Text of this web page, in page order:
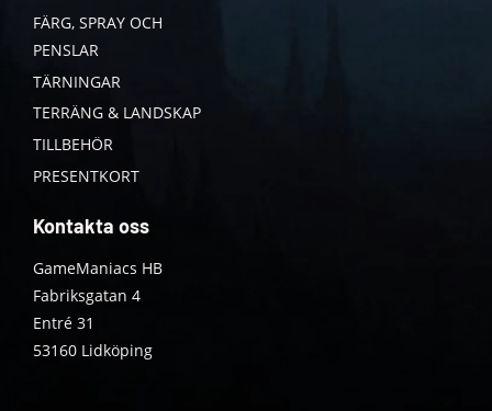
FÄRG, SPRAY OCH
PENSLAR
TÄRNINGAR
TERRÄNG & LANDSKAP
TILLBEHÖR
PRESENTKORT
Kontakta oss
GameManiacs HB
Fabriksgatan 4
Entré 31
53160 Lidköping